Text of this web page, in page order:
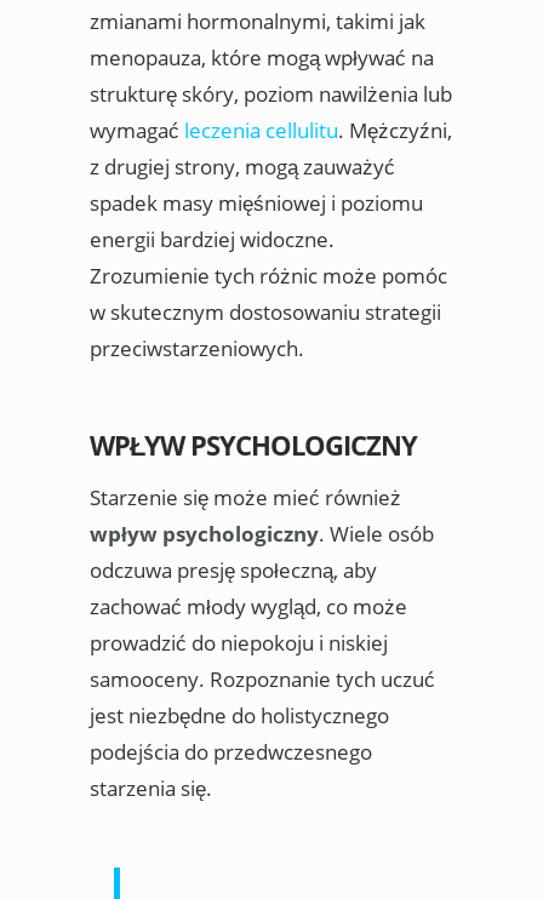
zmianami hormonalnymi, takimi jak
menopauza, które mogą wpływać na
strukturę skóry, poziom nawilżenia lub
wymagać leczenia cellulitu. Mężczyźni,
z drugiej strony, mogą zauważyć
spadek masy mięśniowej i poziomu
energii bardziej widoczne.
Zrozumienie tych różnic może pomóc
w skutecznym dostosowaniu strategii
przeciwstarzeniowych.
WPŁYW PSYCHOLOGICZNY
Starzenie się może mieć również
wpływ psychologiczny. Wiele osób
odczuwa presję społeczną, aby
zachować młody wygląd, co może
prowadzić do niepokoju i niskiej
samooceny. Rozpoznanie tych uczuć
jest niezbędne do holistycznego
podejścia do przedwczesnego
starzenia się.